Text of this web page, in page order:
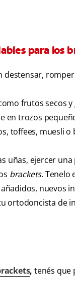
para los
destensar,
frutos secos
en trozos
toffees, muesli
uñas, ejercer
brackets. Tenelo
nuevos
ortodoncista de
, tenés que